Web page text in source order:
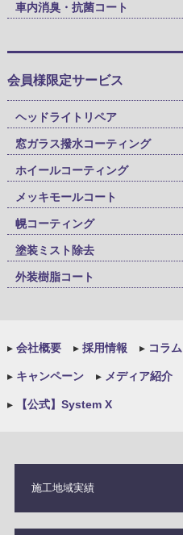
車内消臭・抗菌コート
会員様限定サービス
ヘッドライトリペア
窓ガラス撥水コーティング
ホイールコーティング
メッキモールコート
幌コーティング
塗装ミスト除去
外装樹脂コート
▸会社概要 ▸採用情報 ▸コラム
▸キャンペーン ▸メディア紹介
▸【公式】System X
施工地域実績